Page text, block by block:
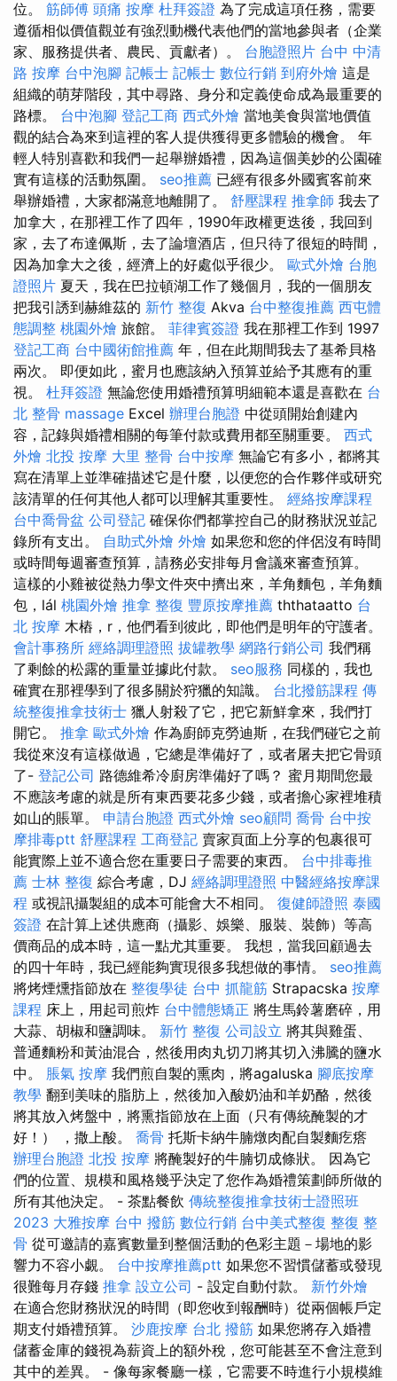
位。 筋師傅 頭痛 按摩 杜拜簽證 為了完成這項任務，需要
遵循相似價值觀並有強烈動機代表他們的當地參與者（企業
家、服務提供者、農民、貢獻者）。 台胞證照片 台中 中清
路 按摩 台中泡腳 記帳士 記帳士 數位行銷 到府外燴 這是
組織的萌芽階段，其中尋路、身分和定義使命成為最重要的
路標。 台中泡腳 登記工商 西式外燴 當地美食與當地價值
觀的結合為來到這裡的客人提供獲得更多體驗的機會。 年
輕人特別喜歡和我們一起舉辦婚禮，因為這個美妙的公園確
實有這樣的活動氛圍。 seo推薦 已經有很多外國賓客前來
舉辦婚禮，大家都滿意地離開了。 舒壓課程 推拿師 我去了
加拿大，在那裡工作了四年，1990年政權更迭後，我回到
家，去了布達佩斯，去了論壇酒店，但只待了很短的時間，
因為加拿大之後，經濟上的好處似乎很少。 歐式外燴 台胞
證照片 夏天，我在巴拉頓湖工作了幾個月，我的一個朋友
把我引誘到赫維茲的 新竹 整復 Akva 台中整復推薦 西屯體
態調整 桃園外燴 旅館。 菲律賓簽證 我在那裡工作到 1997
登記工商 台中國術館推薦 年，但在此期間我去了基希貝格
兩次。 即便如此，蜜月也應該納入預算並給予其應有的重
視。 杜拜簽證 無論您使用婚禮預算明細範本還是喜歡在 台
北 整骨 massage Excel 辦理台胞證 中從頭開始創建內
容，記錄與婚禮相關的每筆付款或費用都至關重要。 西式
外燴 北投 按摩 大里 整骨 台中按摩 無論它有多小，都將其
寫在清單上並準確描述它是什麼，以便您的合作夥伴或研究
該清單的任何其他人都可以理解其重要性。 經絡按摩課程
台中喬骨盆 公司登記 確保你們都掌控自己的財務狀況並記
錄所有支出。 自助式外燴 外燴 如果您和您的伴侶沒有時間
或時間每週審查預算，請務必安排每月會議來審查預算。
這樣的小雞被從熱力學文件夾中擠出來，羊角麵包，羊角麵
包，lál 桃園外燴 推拿 整復 豐原按摩推薦 ththataatto 台
北 按摩 木樁，r，他們看到彼此，即他們是明年的守護者。
會計事務所 經絡調理證照 拔罐教學 網路行銷公司 我們稱
了剩餘的松露的重量並據此付款。 seo服務 同樣的，我也
確實在那裡學到了很多關於狩獵的知識。 台北撥筋課程 傳
統整復推拿技術士 獵人射殺了它，把它新鮮拿來，我們打
開它。 推拿 歐式外燴 作為廚師克勞迪斯，在我們碰它之前
我從來沒有這樣做過，它總是準備好了，或者屠夫把它骨頭
了- 登記公司 路德維希冷廚房準備好了嗎？ 蜜月期間您最
不應該考慮的就是所有東西要花多少錢，或者擔心家裡堆積
如山的賬單。 申請台胞證 西式外燴 seo顧問 喬骨 台中按
摩排毒ptt 舒壓課程 工商登記 賣家頁面上分享的包裹很可
能實際上並不適合您在重要日子需要的東西。 台中排毒推
薦 士林 整復 綜合考慮，DJ 經絡調理證照 中醫經絡按摩課
程 或視訊攝製組的成本可能會大不相同。 復健師證照 泰國
簽證 在計算上述供應商（攝影、娛樂、服裝、裝飾）等高
價商品的成本時，這一點尤其重要。 我想，當我回顧過去
的四十年時，我已經能夠實現很多我想做的事情。 seo推薦
將烤煙燻指節放在 整復學徒 台中 抓龍筋 Strapacska 按摩
課程 床上，用起司煎炸 台中體態矯正 將生馬鈴薯磨碎，用
大蒜、胡椒和鹽調味。 新竹 整復 公司設立 將其與雞蛋、
普通麵粉和黃油混合，然後用肉丸切刀將其切入沸騰的鹽水
中。 脹氣 按摩 我們煎自製的熏肉，將agaluska 腳底按摩
教學 翻到美味的脂肪上，然後加入酸奶油和羊奶酪，然後
將其放入烤盤中，將熏指節放在上面（只有傳統醃製的才
好！） ，撒上酸。 喬骨 托斯卡納牛腩燉肉配自製麵疙瘩
辦理台胞證 北投 按摩 將醃製好的牛腩切成條狀。 因為它
們的位置、規模和風格幾乎決定了您作為婚禮策劃師所做的
所有其他決定。 - 茶點餐飲 傳統整復推拿技術士證照班
2023 大雅按摩 台中 撥筋 數位行銷 台中美式整復 整復 整
骨 從可邀請的嘉賓數量到整個活動的色彩主題－場地的影
響力不容小覷。 台中按摩推薦ptt 如果您不習慣儲蓄或發現
很難每月存錢 推拿 設立公司 - 設定自動付款。 新竹外燴
在適合您財務狀況的時間（即您收到報酬時）從兩個帳戶定
期支付婚禮預算。 沙鹿按摩 台北 撥筋 如果您將存入婚禮
儲蓄金庫的錢視為薪資上的額外稅，您可能甚至不會注意到
其中的差異。 - 像每家餐廳一樣，它需要不時進行小規模維